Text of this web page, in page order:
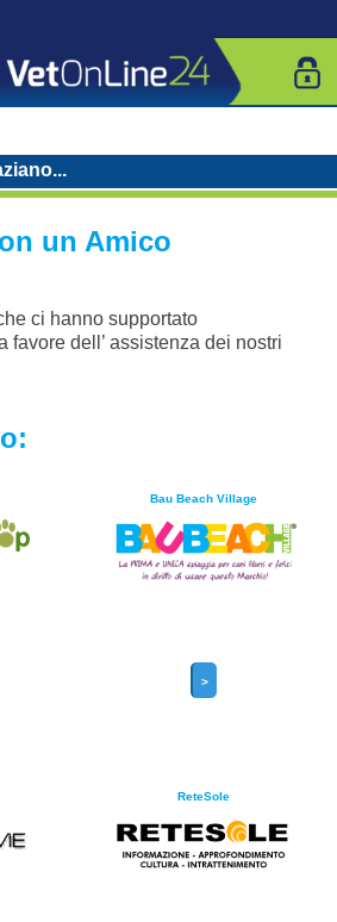
un Amico
ci hanno supportato
favore dell’ assistenza dei nostri
Bau Beach Village
>
ReteSole